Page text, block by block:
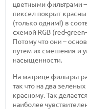
цветными фильтрами
пиксел покрыт
(только одним!) в
схемой RGB (red-
Потому что они –
путем их смешения и
насыщенности.
На матрице фильтры
так что на два
красному. Так
наиболее